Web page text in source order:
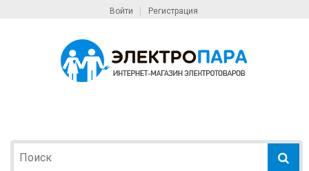
Войти Регистрация